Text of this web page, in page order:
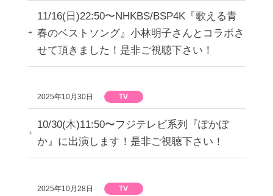
11/16(日)22:50〜NHKBS/BSP4K『歌える青
春のベストソング』小林明子さんとコラボさ
せて頂きました！是非ご視聴下さい！
2025年10月30日 TV
10/30(木)11:50〜フジテレビ系列『ぽかぽ
か』に出演します！是非ご視聴下さい！
2025年10月28日 TV